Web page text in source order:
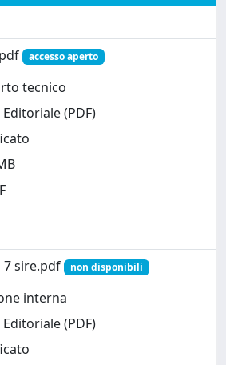
accesso aperto
tecnico
(PDF)
7 sire.pdf non disponibili
interna
(PDF)